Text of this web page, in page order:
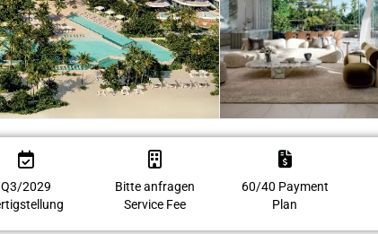
Q3/2029
Bitte anfragen
Service Fee
60/40 Payment
Plan